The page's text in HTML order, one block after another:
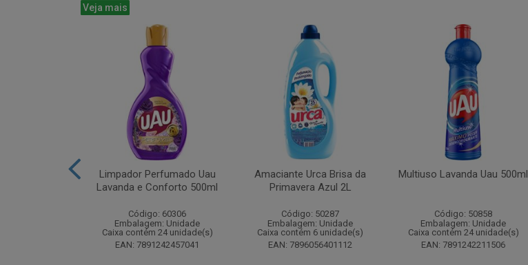
Veja mais
Limpador Perfumado Uau
Lavanda e Conforto 500ml
Código: 60306
Embalagem: Unidade
Caixa contém 24 unidade(s)
EAN: 7891242457041
Amaciante Urca Brisa da
Primavera Azul 2L
Código: 50287
Embalagem: Unidade
Caixa contém 6 unidade(s)
EAN: 7896056401112
Multiuso Lavanda Uau 500ml
Código: 50858
Embalagem: Unidade
Caixa contém 24 unidade(s)
EAN: 7891242211506